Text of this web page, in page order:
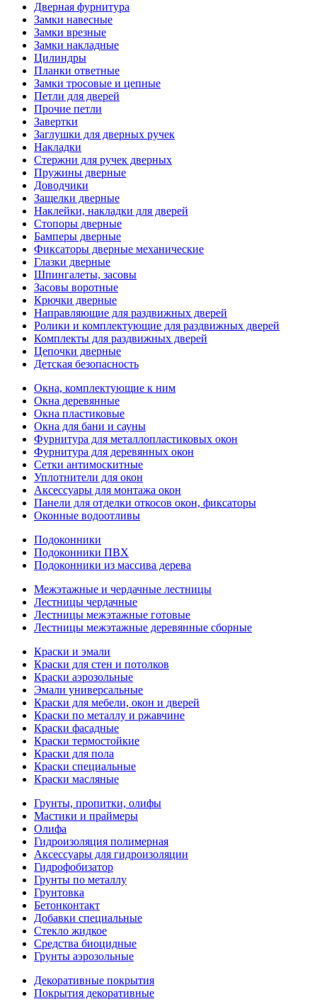
Дверная фурнитура
Замки навесные
Замки врезные
Замки накладные
Цилиндры
Планки ответные
Замки тросовые и цепные
Петли для дверей
Прочие петли
Завертки
Заглушки для дверных ручек
Накладки
Стержни для ручек дверных
Пружины дверные
Доводчики
Защелки дверные
Наклейки, накладки для дверей
Стопоры дверные
Бамперы дверные
Фиксаторы дверные механические
Глазки дверные
Шпингалеты, засовы
Засовы воротные
Крючки дверные
Направляющие для раздвижных дверей
Ролики и комплектующие для раздвижных дверей
Комплекты для раздвижных дверей
Цепочки дверные
Детская безопасность
Окна, комплектующие к ним
Окна деревянные
Окна пластиковые
Окна для бани и сауны
Фурнитура для металлопластиковых окон
Фурнитура для деревянных окон
Сетки антимоскитные
Уплотнители для окон
Аксессуары для монтажа окон
Панели для отделки откосов окон, фиксаторы
Оконные водоотливы
Подоконники
Подоконники ПВХ
Подоконники из массива дерева
Межэтажные и чердачные лестницы
Лестницы чердачные
Лестницы межэтажные готовые
Лестницы межэтажные деревянные сборные
Краски и эмали
Краски для стен и потолков
Краски аэрозольные
Эмали универсальные
Краски для мебели, окон и дверей
Краски по металлу и ржавчине
Краски фасадные
Краски термостойкие
Краски для пола
Краски специальные
Краски масляные
Грунты, пропитки, олифы
Мастики и праймеры
Олифа
Гидроизоляция полимерная
Аксессуары для гидроизоляции
Гидрофобизатор
Грунты по металлу
Грунтовка
Бетонконтакт
Добавки специальные
Стекло жидкое
Средства биоцидные
Грунты аэрозольные
Декоративные покрытия
Покрытия декоративные